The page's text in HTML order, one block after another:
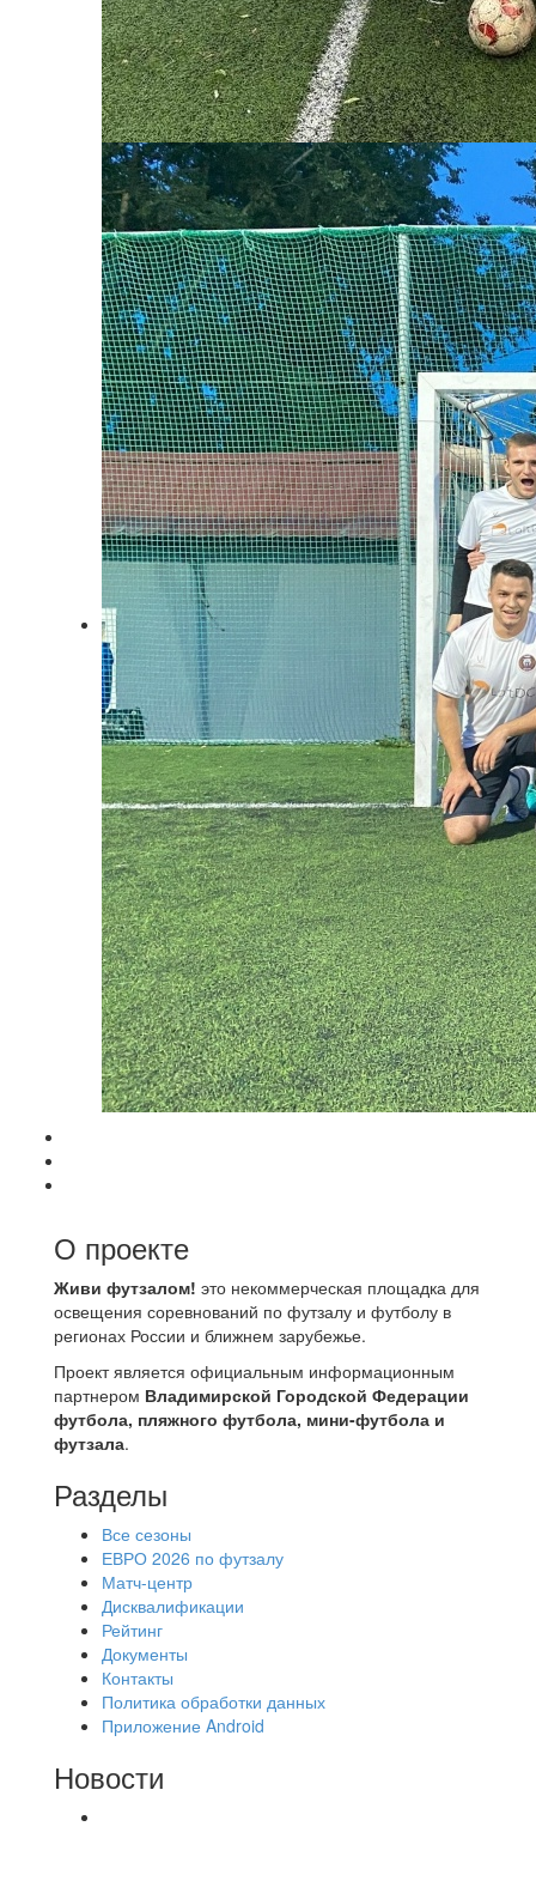
О проекте
Живи футзалом! это некоммерческая площадка для
освещения соревнований по футзалу и футболу в
регионах России и ближнем зарубежье.
Проект является официальным информационным
партнером Владимирской Городской Федерации
футбола, пляжного футбола, мини-футбола и
футзала.
Разделы
Все сезоны
ЕВРО 2026 по футзалу
Матч-центр
Дисквалификации
Рейтинг
Документы
Контакты
Политика обработки данных
Приложение Android
Новости